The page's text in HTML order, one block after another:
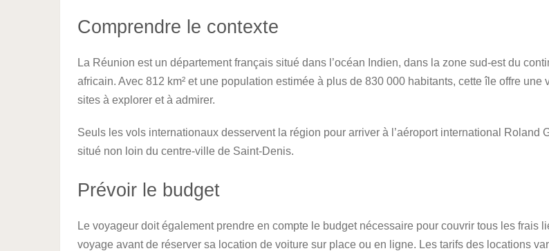
Comprendre le contexte
La Réunion est un département français situé dans l’océan Indien, dans la zone sud-est du
africain. Avec 812 km² et une population estimée à plus de 830 000 habitants, cette île offre une
sites à explorer et à admirer.
Seuls les vols internationaux desservent la région pour arriver à l’aéroport international Roland
situé non loin du centre-ville de Saint-Denis.
Prévoir le budget
Le voyageur doit également prendre en compte le budget nécessaire pour couvrir tous les frais
voyage avant de réserver sa location de voiture sur place ou en ligne. Les tarifs des locations